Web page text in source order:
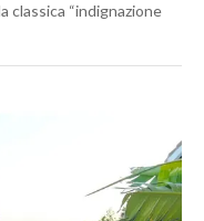
classica “indignazione